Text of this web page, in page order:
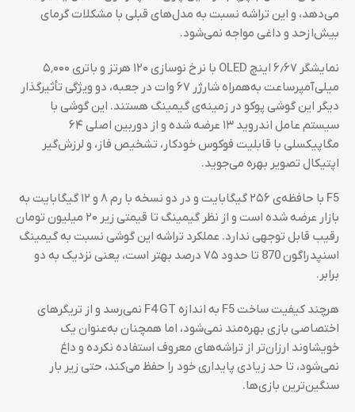
می‌دهد، و این تراشه نسبت به مدل‌های قبلی با مشکلات گرمای
بیش‌ازحد و داغی مواجه نمی‌شود.
نمایشگر ۶٫۶۷ اینچ OLED با نرخ نوسازی ۱۲۰ هرتز و باتری ۵٬۰۰۰
میلی‌آمپرساعت به‌همراه شارژر ۶۷ وات در جعبه، دو ویژگی تأثیرگذار
دیگر این گوشی پوکو در زمینه‌ی گیمینگ هستند. این گوشی با
سیستم عامل اندروید ۱۳ عرضه شده و از دوربین اصلی ۶۴
مگاپیکسلی با قابلیت فوکوس خودکار، تشخیص فاز، و لرزش‌گیر
اپتیکال تصویر بهره می‌جوید.
F5 با حافظه‌ی ۲۵۶ گیگابایت و در دو نسخه با رم ۸ و ۱۲ گیگابایت به
بازار عرضه شده است و از نظر گیمینگ تا قیمتی زیر ۲۰ میلیون تومان
رقیب قابل توجهی ندارد. عملکرد تراشه این گوشی نسبت به گیمینگ
اسنپدراگون 870 تا حدود ۷۵ درصد بهتر است، یعنی نزدیک به دو
برابر.
هرچند کیفیت ساخت F5 به اندازه F4 GT نمی‌رسد و از تریگرهای
اختصاصی بازی بهره‌مند نمی‌شود، اما همچنان به‌عنوان یک
خویشاوند ارزان‌تر از تراشه‌های معروف استفاده نکرده و داغ
نمی‌شود، تا حد زیادی پایداری خود را حفظ می‌کند، حتی زیر بار
سنگین‌ترین بازی‌ها.